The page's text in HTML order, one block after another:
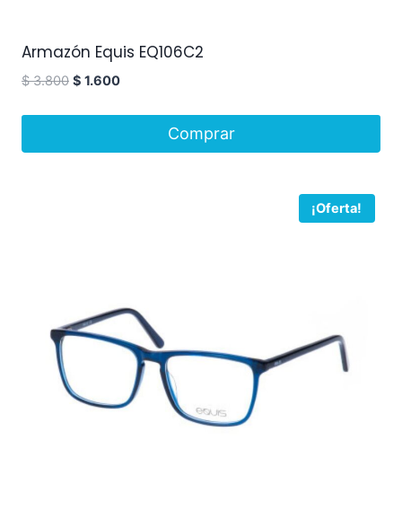
Armazón Equis EQ106C2
$3.800 $ 1.600
Comprar
¡Oferta!